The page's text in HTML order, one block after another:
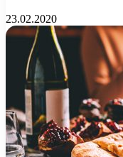
23.02.2020